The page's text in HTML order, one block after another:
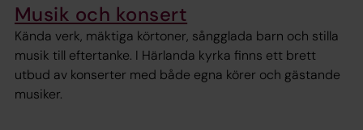
Musik och konsert
Kända verk, mäktiga körtoner, sångglada barn och stilla
musik till eftertanke. I Härlanda kyrka finns ett brett
utbud av konserter med både egna körer och gästande
musiker.